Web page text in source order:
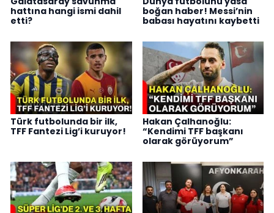
hattına hangi ismi dahil
etti?
boğan haber! Messi’nin
babası hayatını kaybetti
Türk futbolunda bir ilk,
TFF Fantezi Lig’i kuruyor!
Hakan Çalhanoğlu:
“Kendimi TFF başkanı
olarak görüyorum”